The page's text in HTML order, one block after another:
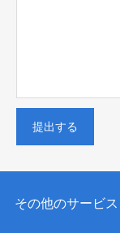
提出する
その他のサービス